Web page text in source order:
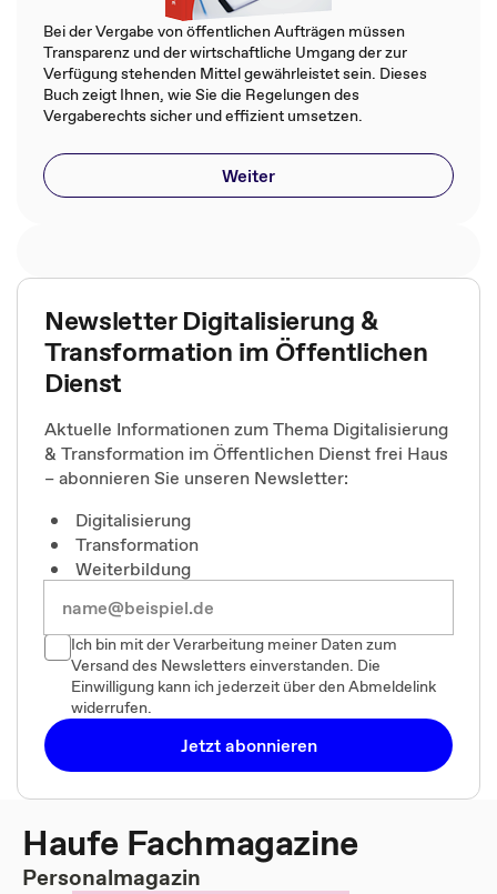
Bei der Vergabe von öffentlichen Aufträgen müssen
Transparenz und der wirtschaftliche Umgang der zur
Verfügung stehenden Mittel gewährleistet sein. Dieses
Buch zeigt Ihnen, wie Sie die Regelungen des
Vergaberechts sicher und effizient umsetzen.
Weiter
Newsletter Digitalisierung &
Transformation im Öffentlichen
Dienst
Aktuelle Informationen zum Thema Digitalisierung
& Transformation im Öffentlichen Dienst frei Haus
– abonnieren Sie unseren Newsletter:
Digitalisierung
Transformation
Weiterbildung
Ich bin mit der Verarbeitung meiner Daten zum
Versand des Newsletters einverstanden. Die
Einwilligung kann ich jederzeit über den Abmeldelink
widerrufen.
Jetzt abonnieren
Haufe Fachmagazine
Personalmagazin